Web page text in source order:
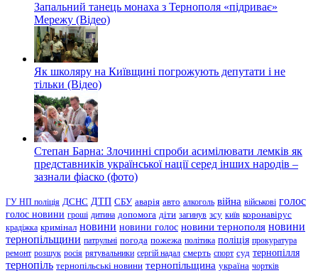
Запальний танець монаха з Тернополя «підриває»
Мережу (Відео)
Як школяру на Київщині погрожують депутати і не
тільки (Відео)
Степан Барна: Злочинні спроби асимілювати лемків як
представників української нації серед інших народів –
зазнали фіаско (фото)
ГУ НП поліція ДСНС ДТП СБУ аварія авто алкоголь війна військові голос
голос новини гроші дитина допомога діти загинув зсу київ коронавірус
крадіжка кримінал новини новини голос новини тернополя новини
тернопільщини патрульні погода пожежа політика поліція прокуратура
ремонт розшук росія рятувальники сергій надал смерть спорт суд тернопілля
тернопіль тернопільські новини тернопільщина україна чортків